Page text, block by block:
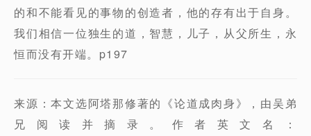
的和不能看见的事物的创造者，他的存有出于自身。
我们相信一位独生的道，智慧，儿子，从父所生，永
恒而没有开端。p197
来源：本文选阿塔那修著的《论道成肉身》，由吴弟
兄阅读并摘录。作者英文名：